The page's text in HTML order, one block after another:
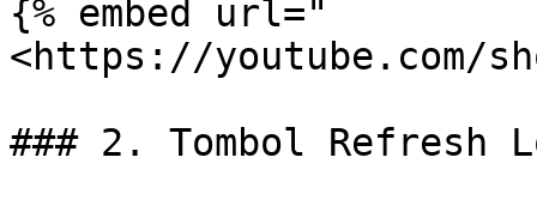
{% embed url="
<https://youtube.com/
### 2. Tombol Refresh